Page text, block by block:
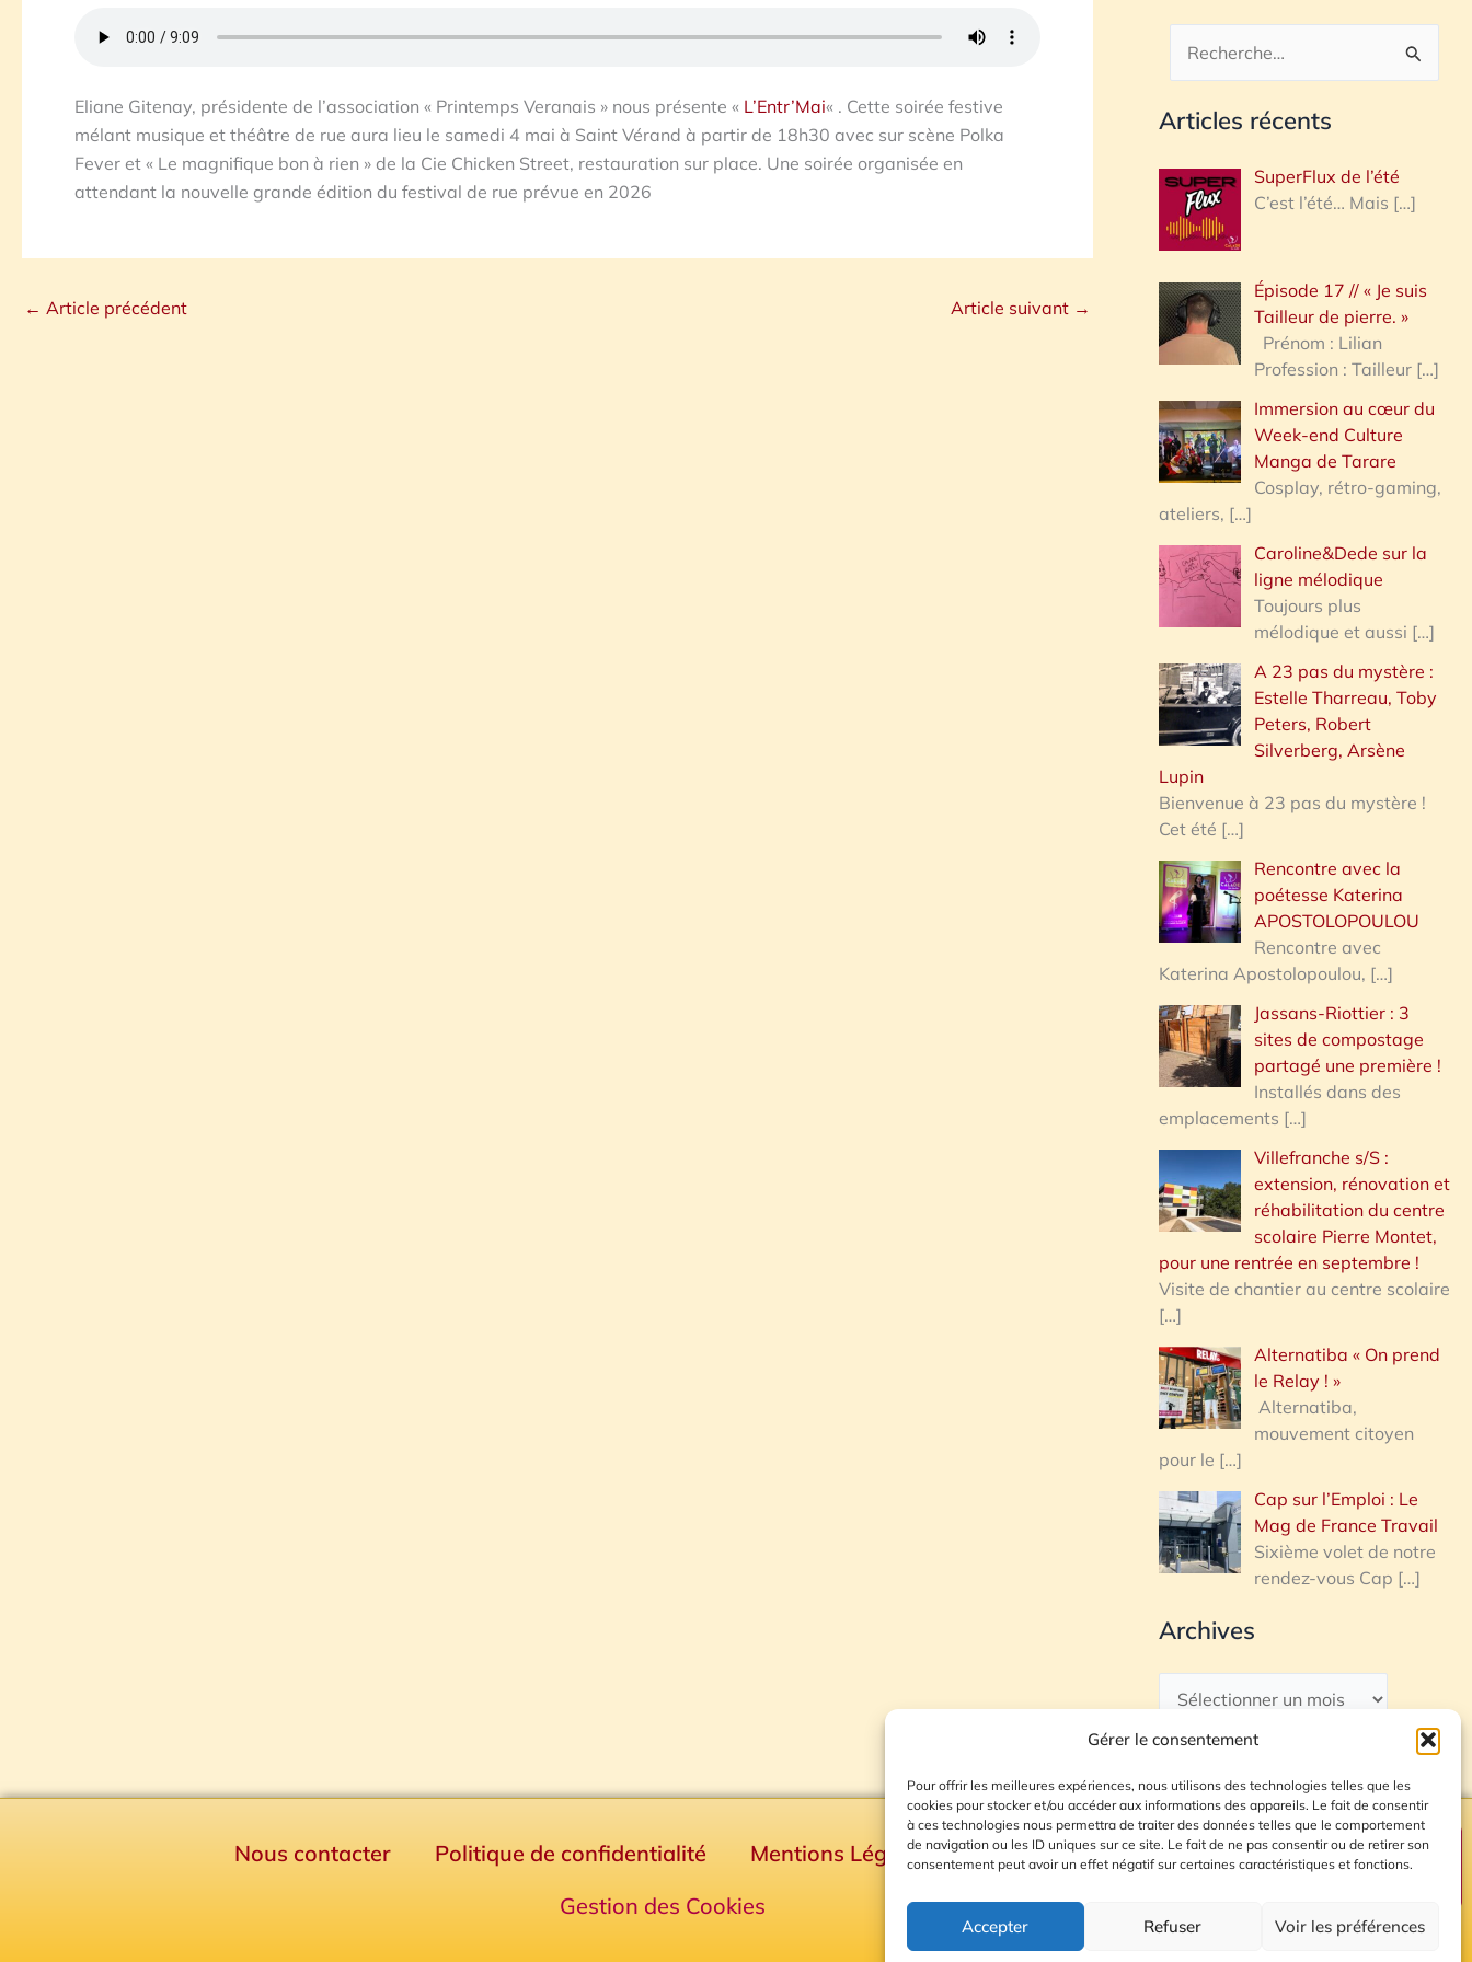
Gérer le consentement
Pour offrir les meilleures expériences, nous utilisons des technologies telles que les
cookies pour stocker et/ou accéder aux informations des appareils. Le fait de consentir
à ces technologies nous permettra de traiter des données telles que le comportement
de navigation ou les ID uniques sur ce site. Le fait de ne pas consentir ou de retirer son
consentement peut avoir un effet négatif sur certaines caractéristiques et fonctions.
Accepter Refuser Voir les préférences
Eliane Gitenay, présidente de l’association « Printemps Veranais » nous présente « L’Entr’Mai« . Cette soirée festive
mélant musique et théâtre de rue aura lieu le samedi 4 mai à Saint Vérand à partir de 18h30 avec sur scène Polka
Fever et « Le magnifique bon à rien » de la Cie Chicken Street, restauration sur place. Une soirée organisée en
attendant la nouvelle grande édition du festival de rue prévue en 2026
← Article précédent Article suivant →
c
h
r
h
e
:
Articles récents
SuperFlux de l’été
C’est l’été… Mais […]
Épisode 17 // « Je suis
Tailleur de pierre. »
Prénom : Lilian
Profession : Tailleur […]
Immersion au cœur du
Week-end Culture
Manga de Tarare
Cosplay, rétro-gaming,
ateliers, […]
Caroline&Dede sur la
ligne mélodique
Toujours plus
mélodique et aussi […]
A 23 pas du mystère :
Estelle Tharreau, Toby
Peters, Robert
Silverberg, Arsène
Lupin
Bienvenue à 23 pas du mystère !
Cet été […]
Rencontre avec la
poétesse Katerina
APOSTOLOPOULOU
Rencontre avec
Katerina Apostolopoulou, […]
Jassans-Riottier : 3
sites de compostage
partagé une première !
Installés dans des
emplacements […]
Villefranche s/S :
extension, rénovation et
réhabilitation du centre
scolaire Pierre Montet,
pour une rentrée en septembre !
Visite de chantier au centre scolaire
[…]
Alternatiba « On prend
le Relay ! »
Alternatiba,
mouvement citoyen
pour le […]
Cap sur l’Emploi : Le
Mag de France Travail
Sixième volet de notre
rendez-vous Cap […]
Archives
Nous contacter Politique de confidentialité Mentions Légales
Plan du site
Gestion des Cookies